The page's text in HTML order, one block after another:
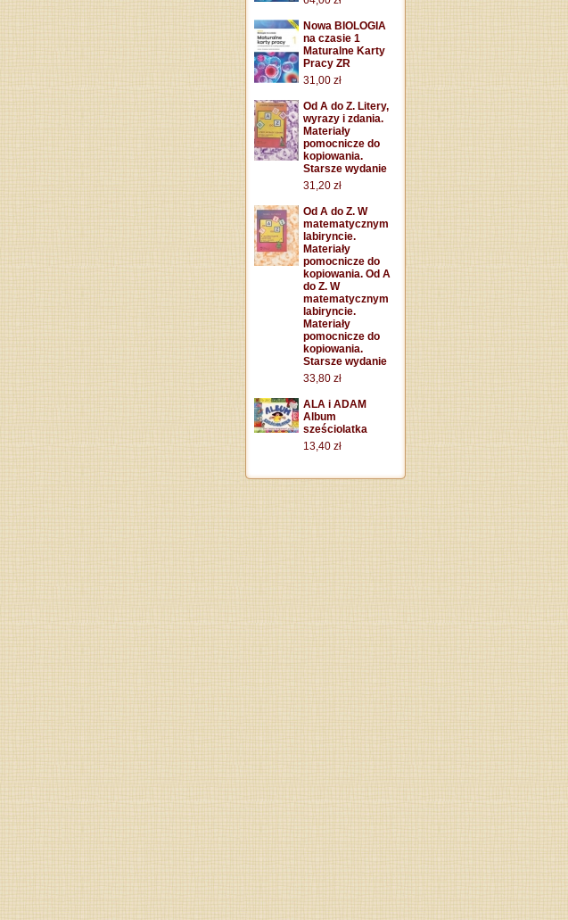
Nowa BIOLOGIA
na czasie 1
Maturalne Karty
Pracy ZR
31,00 zł
Od A do Z. Litery,
wyrazy i zdania.
Materiały
pomocnicze do
kopiowania.
Starsze wydanie
31,20 zł
Od A do Z. W
matematycznym
labiryncie.
Materiały
pomocnicze do
kopiowania. Od A
do Z. W
matematycznym
labiryncie.
Materiały
pomocnicze do
kopiowania.
Starsze wydanie
33,80 zł
ALA i ADAM
Album
sześciolatka
13,40 zł